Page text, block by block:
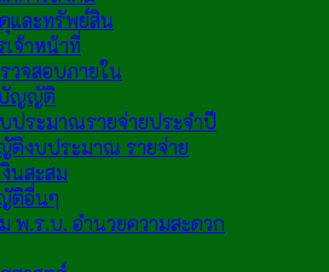
และทรัพย์สิน
เจ้าหน้าที่
วจสอบภายใน
ญญัติ
ประมาณรายจ่ายประจำปี
งบประมาณ รายจ่าย
นสะสม
ติอื่นๆ
พ.ร.บ. อำนวยความสะดวก